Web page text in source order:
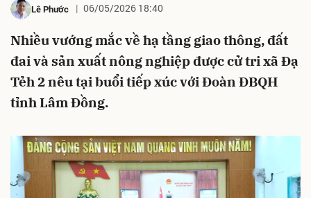
Lê Phước 06/05/2026 18:40
Nhiều vướng mắc về hạ tầng giao thông, đất
đai và sản xuất nông nghiệp được cử tri xã Đạ
Tẻh 2 nêu tại buổi tiếp xúc với Đoàn ĐBQH
tỉnh Lâm Đồng.
Hủy Gửi